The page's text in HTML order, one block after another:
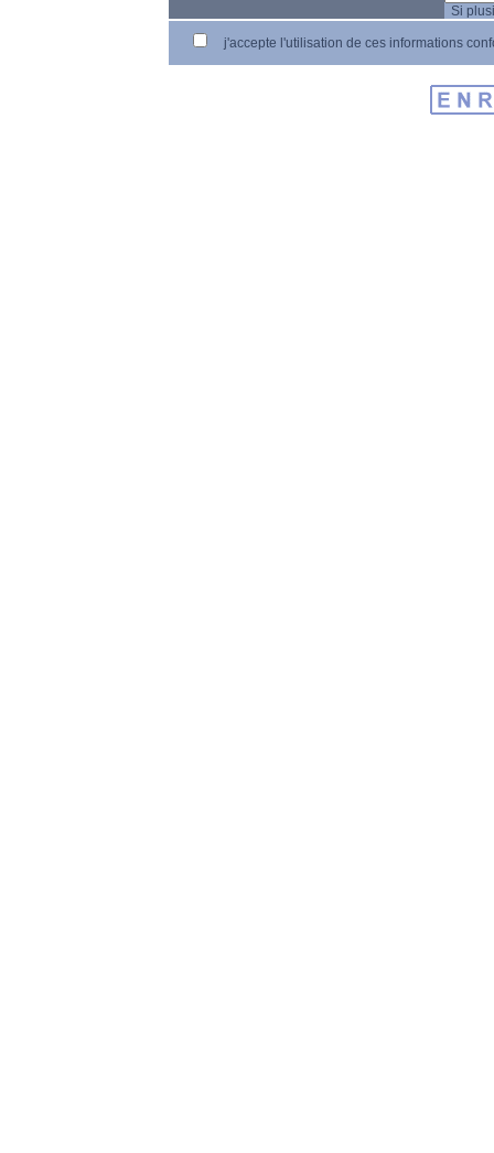
Si
j'accepte l'utilisation de ces informations